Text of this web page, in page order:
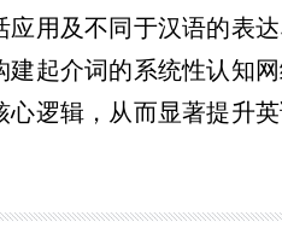
应用及不同于汉语的表
建起介词的系统性认知
心逻辑，从而显著提升